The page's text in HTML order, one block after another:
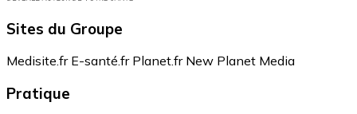
Sites du Groupe
Medisite.fr E-santé.fr Planet.fr New Planet Media
Pratique